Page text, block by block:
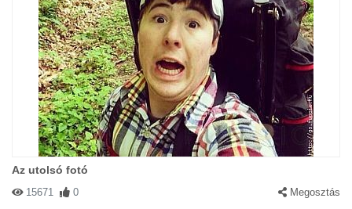
Az utolsó fotó
15671 0 Megosztás